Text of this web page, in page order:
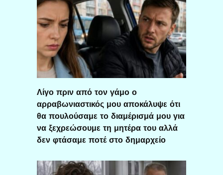
Λίγο πριν από τον γάμο ο
αρραβωνιαστικός μου αποκάλυψε ότι
θα πουλούσαμε το διαμέρισμά μου για
να ξεχρεώσουμε τη μητέρα του αλλά
δεν φτάσαμε ποτέ στο δημαρχείο